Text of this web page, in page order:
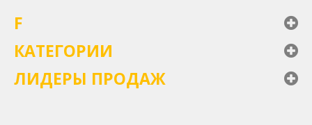
F
КАТЕГОРИИ
ЛИДЕРЫ ПРОДАЖ